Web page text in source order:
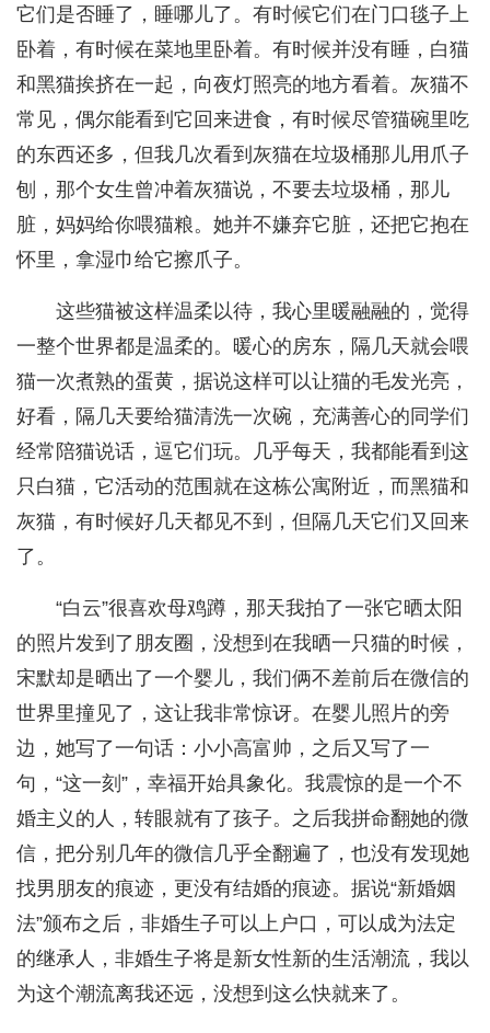
它们是否睡了，睡哪儿了。有时候它们在门口毯子上
卧着，有时候在菜地里卧着。有时候并没有睡，白猫
和黑猫挨挤在一起，向夜灯照亮的地方看着。灰猫不
常见，偶尔能看到它回来进食，有时候尽管猫碗里吃
的东西还多，但我几次看到灰猫在垃圾桶那儿用爪子
刨，那个女生曾冲着灰猫说，不要去垃圾桶，那儿
脏，妈妈给你喂猫粮。她并不嫌弃它脏，还把它抱在
怀里，拿湿巾给它擦爪子。
这些猫被这样温柔以待，我心里暖融融的，觉得
一整个世界都是温柔的。暖心的房东，隔几天就会喂
猫一次煮熟的蛋黄，据说这样可以让猫的毛发光亮，
好看，隔几天要给猫清洗一次碗，充满善心的同学们
经常陪猫说话，逗它们玩。几乎每天，我都能看到这
只白猫，它活动的范围就在这栋公寓附近，而黑猫和
灰猫，有时候好几天都见不到，但隔几天它们又回来
了。
“白云”很喜欢母鸡蹲，那天我拍了一张它晒太阳
的照片发到了朋友圈，没想到在我晒一只猫的时候，
宋默却是晒出了一个婴儿，我们俩不差前后在微信的
世界里撞见了，这让我非常惊讶。在婴儿照片的旁
边，她写了一句话：小小高富帅，之后又写了一
句，“这一刻”，幸福开始具象化。我震惊的是一个不
婚主义的人，转眼就有了孩子。之后我拼命翻她的微
信，把分别几年的微信几乎全翻遍了，也没有发现她
找男朋友的痕迹，更没有结婚的痕迹。据说“新婚姻
法”颁布之后，非婚生子可以上户口，可以成为法定
的继承人，非婚生子将是新女性新的生活潮流，我以
为这个潮流离我还远，没想到这么快就来了。